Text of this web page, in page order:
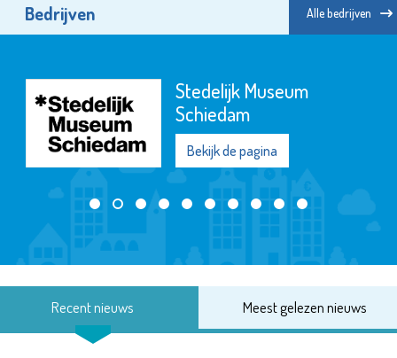
Bedrijven Alle bedrijven
Stedelijk Museum
Schiedam
Bekijk de pagina
Recent nieuws Meest gelezen nieuws